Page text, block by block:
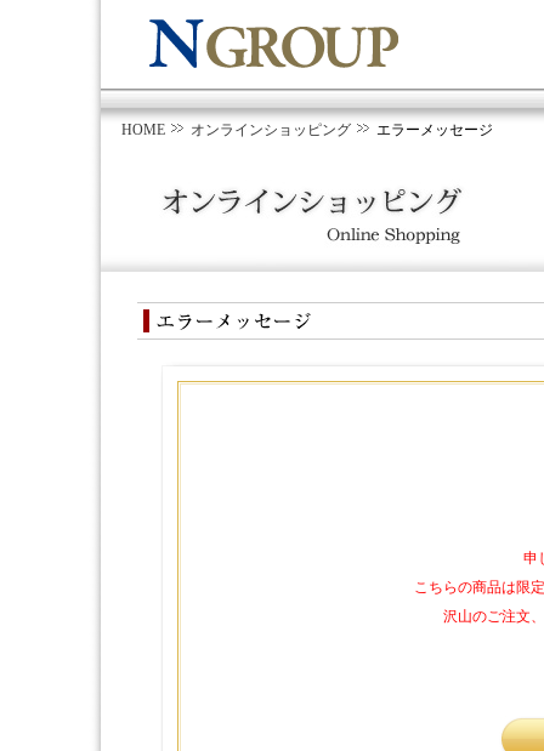
HOME オンラインショッピング エラーメッセージ
申
こちらの商品は限
沢山のご注文